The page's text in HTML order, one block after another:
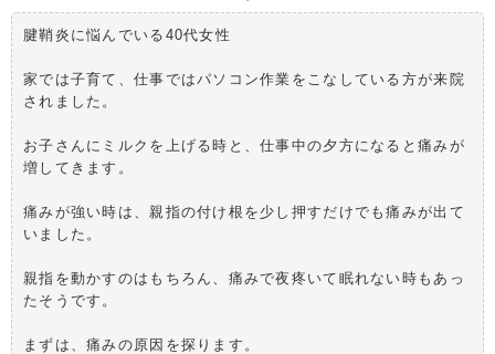
腱鞘炎に悩んでいる40代女性
家では子育て、仕事ではパソコン作業をこなしている方が来院
されました。
お子さんにミルクを上げる時と、仕事中の夕方になると痛みが
増してきます。
痛みが強い時は、親指の付け根を少し押すだけでも痛みが出て
いました。
親指を動かすのはもちろん、痛みで夜疼いて眠れない時もあっ
たそうです。
まずは、痛みの原因を探ります。